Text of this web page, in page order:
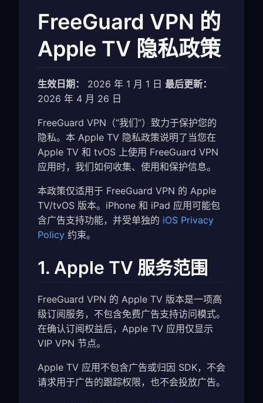
FreeGuard VPN 的
Apple TV 隐私政策
生效日期： 2026 年 1 月 1 日 最后更新：
2026 年 4 月 26 日
FreeGuard VPN（“我们”）致力于保护您的
隐私。本 Apple TV 隐私政策说明了当您在
Apple TV 和 tvOS 上使用 FreeGuard VPN
应用时，我们如何收集、使用和保护信息。
本政策仅适用于 FreeGuard VPN 的 Apple
TV/tvOS 版本。iPhone 和 iPad 应用可能包
含广告支持功能，并受单独的 iOS Privacy
Policy 约束。
1. Apple TV 服务范围
FreeGuard VPN 的 Apple TV 版本是一项高
级订阅服务，不包含免费广告支持访问模式。
在确认订阅权益后，Apple TV 应用仅显示
VIP VPN 节点。
Apple TV 应用不包含广告或归因 SDK，不会
请求用于广告的跟踪权限，也不会投放广告。